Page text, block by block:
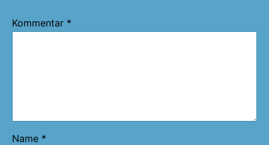
Kommentar *
Name *